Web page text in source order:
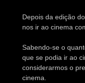
Depois da edição
nos ir ao cinema
Sabendo-se o
que se podia ir ao
considerarmos o
cinema.